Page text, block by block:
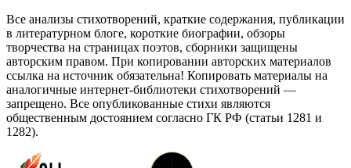
Все анализы стихотворений, краткие содержания, публикации
в литературном блоге, короткие биографии, обзоры
творчества на страницах поэтов, сборники защищены
авторским правом. При копировании авторских материалов
ссылка на источник обязательна! Копировать материалы на
аналогичные интернет-библиотеки стихотворений —
запрещено. Все опубликованные стихи являются
общественным достоянием согласно ГК РФ (статьи 1281 и
1282).